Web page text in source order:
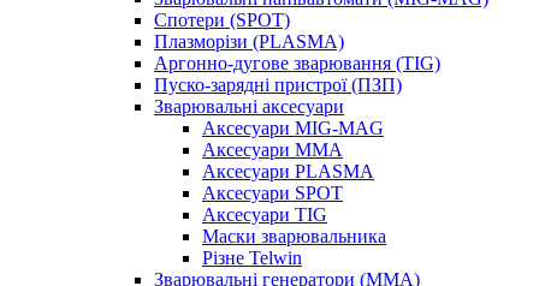
Спотери (SPOT)
Плазморізи (PLASMA)
Аргонно-дугове зварювання (TIG)
Пуско-зарядні пристрої (ПЗП)
Зварювальні аксесуари
Аксесуари MIG-MAG
Аксесуари MMA
Аксесуари PLASMA
Аксесуари SPOT
Аксесуари TIG
Маски зварювальника
Різне Telwin
Зварювальні генератори (MMA)